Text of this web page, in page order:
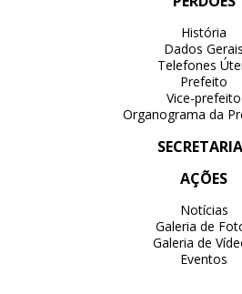
História
Dados Gerais
Telefones
Prefeito
Vice-prefeito
Organograma da
AÇÕES
Notícias
Galeria de
Galeria de
Eventos